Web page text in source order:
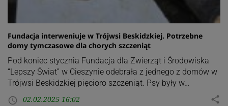
Fundacja interweniuje w Trójwsi Beskidzkiej. Potrzebne
domy tymczasowe dla chorych szczeniąt
Pod koniec stycznia Fundacja dla Zwierząt i Środowiska
“Lepszy Świat” w Cieszynie odebrała z jednego z domów w
Trójwsi Beskidzkiej pięcioro szczeniąt. Psy były w…
access_time 02.02.2025 16:02 share